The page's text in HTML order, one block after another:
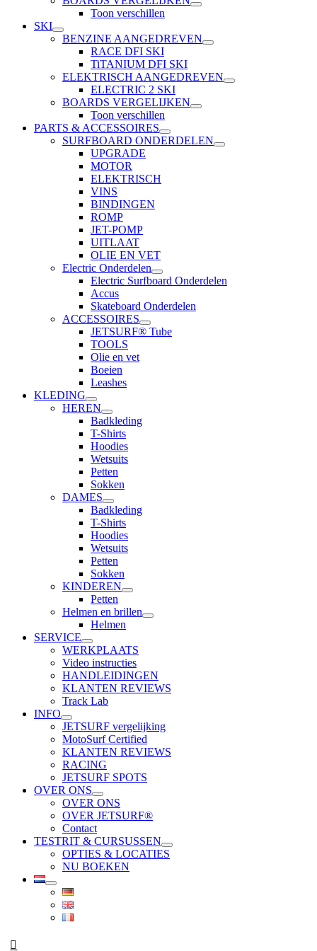
Toon verschillen
SKI
BENZINE AANGEDREVEN
RACE DFI SKI
TiTANIUM DFI SKI
ELEKTRISCH AANGEDREVEN
ELECTRIC 2 SKI
BOARDS VERGELIJKEN
Toon verschillen
PARTS & ACCESSOIRES
SURFBOARD ONDERDELEN
UPGRADE
MOTOR
ELEKTRISCH
VINS
BINDINGEN
ROMP
JET-POMP
UITLAAT
OLIE EN VET
Electric Onderdelen
Electric Surfboard Onderdelen
Accus
Skateboard Onderdelen
ACCESSOIRES
JETSURF® Tube
TOOLS
Olie en vet
Boeien
Leashes
KLEDING
HEREN
Badkleding
T-Shirts
Hoodies
Wetsuits
Petten
Sokken
DAMES
Badkleding
T-Shirts
Hoodies
Wetsuits
Petten
Sokken
KINDEREN
Petten
Helmen en brillen
Helmen
SERVICE
WERKPLAATS
Video instructies
HANDLEIDINGEN
KLANTEN REVIEWS
Track Lab
INFO
JETSURF vergelijking
MotoSurf Certified
KLANTEN REVIEWS
RACING
JETSURF SPOTS
OVER ONS
OVER ONS
OVER JETSURF®
Contact
TESTRIT & CURSUSSEN
OPTIES & LOCATIES
NU BOEKEN